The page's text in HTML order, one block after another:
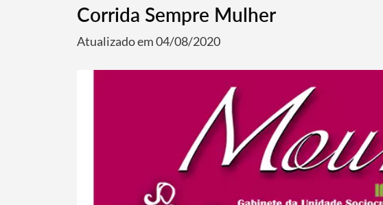
Corrida Sempre Mulher
Atualizado em 04/08/2020